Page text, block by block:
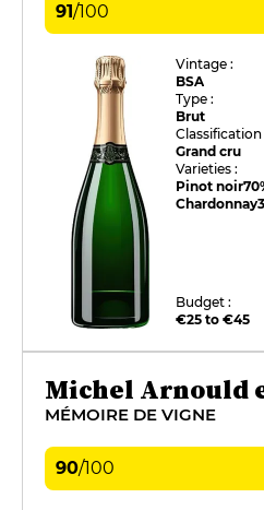
91/100
Vintage :
BSA
Type :
Brut
Classification
Grand cru
Varieties :
Pinot noir
Chardonnay
Budget :
€25 to €45
Michel Arnould
MÉMOIRE DE VIGNE
90/100